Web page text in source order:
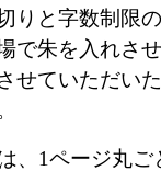
りと字数制限
で朱を入れさ
せていただい
、1ページ丸ご